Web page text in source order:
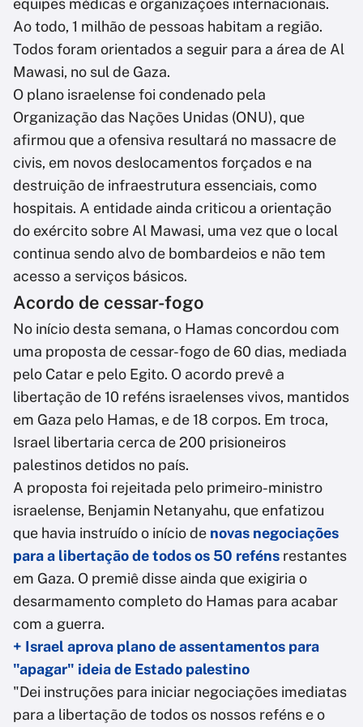
equipes médicas e organizações internacionais.
Ao todo, 1 milhão de pessoas habitam a região.
Todos foram orientados a seguir para a área de Al
Mawasi, no sul de Gaza.
O plano israelense foi condenado pela
Organização das Nações Unidas (ONU), que
afirmou que a ofensiva resultará no massacre de
civis, em novos deslocamentos forçados e na
destruição de infraestrutura essenciais, como
hospitais. A entidade ainda criticou a orientação
do exército sobre Al Mawasi, uma vez que o local
continua sendo alvo de bombardeios e não tem
acesso a serviços básicos.
Acordo de cessar-fogo
No início desta semana, o Hamas concordou com
uma proposta de cessar-fogo de 60 dias, mediada
pelo Catar e pelo Egito. O acordo prevê a
libertação de 10 reféns israelenses vivos, mantidos
em Gaza pelo Hamas, e de 18 corpos. Em troca,
Israel libertaria cerca de 200 prisioneiros
palestinos detidos no país.
A proposta foi rejeitada pelo primeiro-ministro
israelense, Benjamin Netanyahu, que enfatizou
que havia instruído o início de novas negociações
para a libertação de todos os 50 reféns restantes
em Gaza. O premiê disse ainda que exigiria o
desarmamento completo do Hamas para acabar
com a guerra.
+ Israel aprova plano de assentamentos para
"apagar" ideia de Estado palestino
"Dei instruções para iniciar negociações imediatas
para a libertação de todos os nossos reféns e o